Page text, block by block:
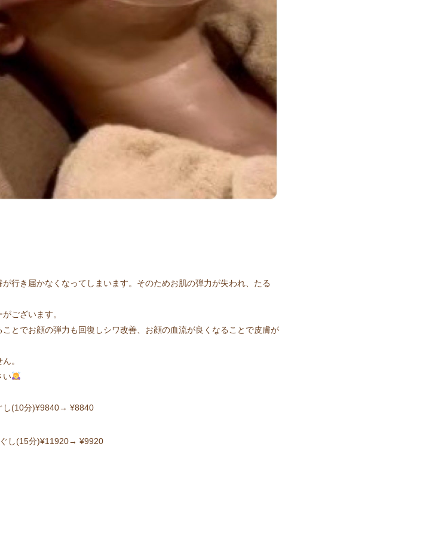
行き届かなくなってしまいます。そのためお肌の弾力が失われ、たる
ございます。
とでお顔の弾力も回復しシワ改善、お顔の血流が良くなることで皮膚が
。
い
し(10分)¥9840→ ¥8840
ぐし(15分)¥11920→ ¥9920